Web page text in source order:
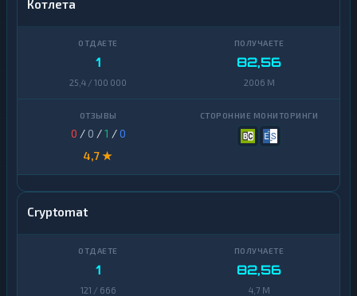
Котлета
1
25,4 / 100 000
82,56
2006 M
0 / 0 /1 /0
4,7 ★
Cryptomat
1
121 / 666
82,56
4,7 M